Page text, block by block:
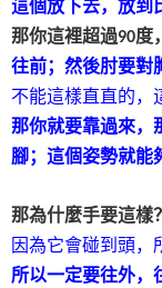
這個放下去，放到
那你這裡超過90度
往前；然後肘要對
不能這樣直直的，
那你就要靠過來，
腳；這個姿勢就能
那為什麼手要這樣？
因為它會碰到頭，
所以一定要往外，